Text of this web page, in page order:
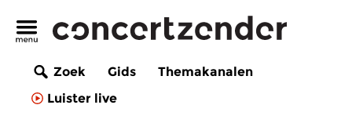
Zoek Gids
Themakanalen
Luister live